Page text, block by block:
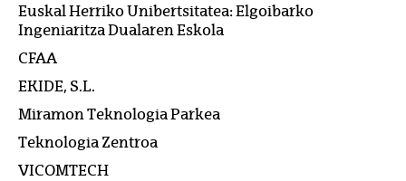
Euskal Herriko Unibertsitatea: Elgoibarko
Ingeniaritza Dualaren Eskola
CFAA
EKIDE, S.L.
Miramon Teknologia Parkea
Teknologia Zentroa
VICOMTECH